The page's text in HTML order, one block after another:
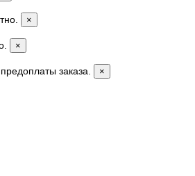
×
×
заказа.
×